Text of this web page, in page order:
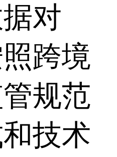
对
跨境
规范
技术